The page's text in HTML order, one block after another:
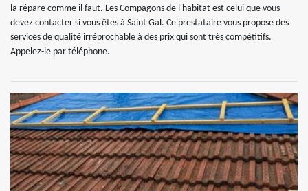
la répare comme il faut. Les Compagons de l'habitat est celui que vous
devez contacter si vous êtes à Saint Gal. Ce prestataire vous propose des
services de qualité irréprochable à des prix qui sont très compétitifs.
Appelez-le par téléphone.